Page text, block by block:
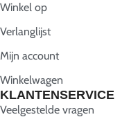
Winkel op
Verlanglijst
Mijn account
Winkelwagen
KLANTENSERVICE
Veelgestelde vragen